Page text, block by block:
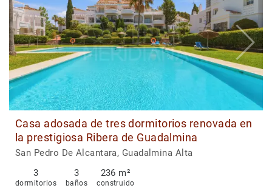
Casa adosada de tres dormitorios renovada en
la prestigiosa Ribera de Guadalmina
San Pedro De Alcantara, Guadalmina Alta
3
dormitorios
3
baños
236 m²
construido